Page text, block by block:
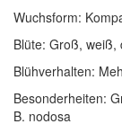
Wuchsform:
Blüte: Groß, weiß,
Blühverhalten:
Besonderheiten:
B. nodosa